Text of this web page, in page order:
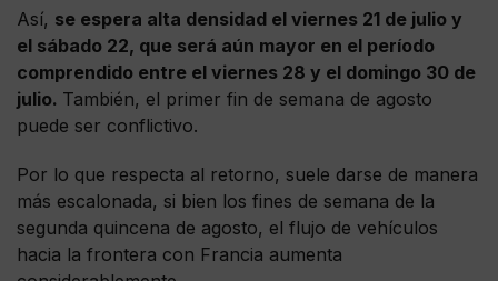
Así, se espera alta densidad el viernes 21 de julio y
el sábado 22, que será aún mayor en el período
comprendido entre el viernes 28 y el domingo 30 de
julio. También, el primer fin de semana de agosto
puede ser conflictivo.
Por lo que respecta al retorno, suele darse de manera
más escalonada, si bien los fines de semana de la
segunda quincena de agosto, el flujo de vehículos
hacia la frontera con Francia aumenta